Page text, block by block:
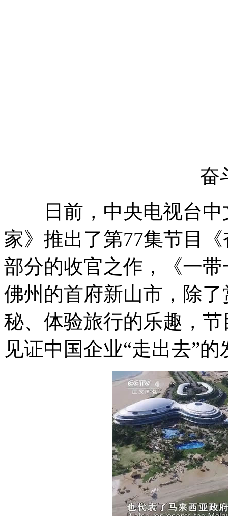
奋
日前，中央电视台中
家》推出了第77集节目
部分的收官之作，《一
佛州的首府新山市，除
秘、体验旅行的乐趣，
见证中国企业“走出去”